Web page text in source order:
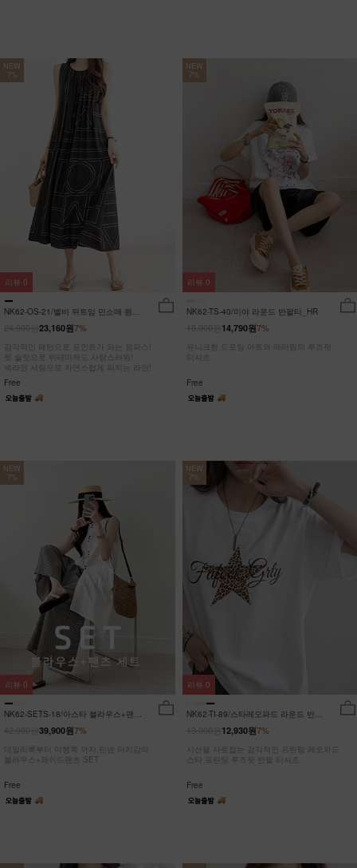
NEW
7%
NK62-OS-21/벨비 뒤트임 민소매 원피
7%
23,160원
감각적인 패턴으로 포인트가 되는 원피스!
뒷 슬릿으로 뒤태마저도 사랑스러워!
넥라인 셔링으로 자연스럽게 퍼지는 라인!
Free
리뷰 0
NEW
7%
NK62-TS-40/미야 라운드 반팔티_HR
7%
14,790원
유니크한 드로잉 아트와 레터링의 루즈핏
티셔츠
Free
리뷰 0
NEW
7%
NK62-SETS-18/아스타 블라우스+팬츠
7%
39,900원
데일리룩부터 여행룩 까지,린넨 터치감의
블라우스+와이드팬츠 SET
Free
리뷰 0
NEW
7%
NK62-TI-89/스타레오파드 라운드 반팔
7%
12,930원
시선을 사로잡는 감각적인 프린팅 레오파드
스타 프린팅 루즈핏 반팔 티셔츠
Free
리뷰 0